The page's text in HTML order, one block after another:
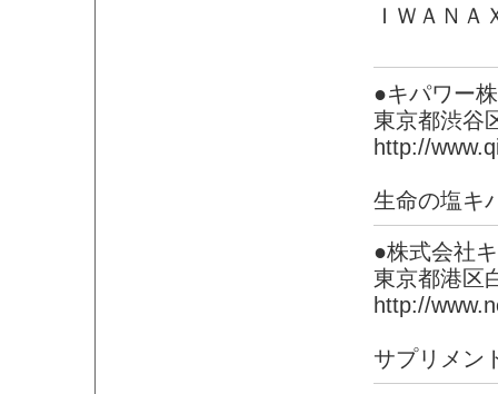
ＩＷＡＮ
●キパワー
東京都渋谷
http://
生命の塩キ
●株式会社
東京都港区
http://
サプリメン